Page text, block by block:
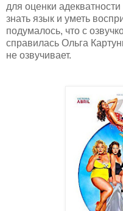
для оценки
знать язык и уметь
подумалось, что с
справилась Ольга
не озвучивает.